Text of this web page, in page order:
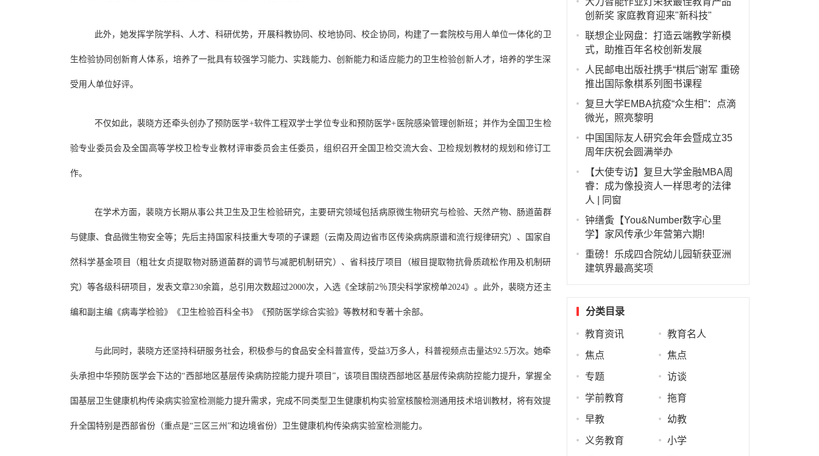
此外，她发挥学院学科、人才、科研优势，开展科教协同、校地协同、校企协同，构建了一套院校与用人单位一体化的卫
生检验协同创新育人体系，培养了一批具有较强学习能力、实践能力、创新能力和适应能力的卫生检验创新人才，培养的学生深
受用人单位好评。
不仅如此，裴晓方还牵头创办了预防医学+软件工程双学士学位专业和预防医学+医院感染管理创新班；并作为全国卫生检
验专业委员会及全国高等学校卫检专业教材评审委员会主任委员，组织召开全国卫检交流大会、卫检规划教材的规划和修订工
作。
在学术方面，裴晓方长期从事公共卫生及卫生检验研究，主要研究领域包括病原微生物研究与检验、天然产物、肠道菌群
与健康、食品微生物安全等；先后主持国家科技重大专项的子课题（云南及周边省市区传染病病原谱和流行规律研究）、国家自
然科学基金项目（粗壮女贞提取物对肠道菌群的调节与减肥机制研究）、省科技厅项目（椒目提取物抗骨质疏松作用及机制研
究）等各级科研项目，发表文章230余篇，总引用次数超过2000次，入选《全球前2％顶尖科学家榜单2024》。此外，裴晓方还主
编和副主编《病毒学检验》《卫生检验百科全书》《预防医学综合实验》等教材和专著十余部。
与此同时，裴晓方还坚持科研服务社会，积极参与的食品安全科普宣传，受益3万多人，科普视频点击量达92.5万次。她牵
头承担中华预防医学会下达的“西部地区基层传染病防控能力提升项目”，该项目围绕西部地区基层传染病防控能力提升，掌握全
国基层卫生健康机构传染病实验室检测能力提升需求，完成不同类型卫生健康机构实验室核酸检测通用技术培训教材，将有效提
升全国特别是西部省份（重点是“三区三州”和边境省份）卫生健康机构传染病实验室检测能力。
创新奖 家庭教育迎来"新科技"
联想企业网盘：打造云端教学新模
式，助推百年名校创新发展
人民邮电出版社携手“棋后”谢军 重磅
推出国际象棋系列图书课程
复旦大学EMBA抗疫“众生相”：点滴
微光，照亮黎明
中国国际友人研究会年会暨成立35
周年庆祝会圆满举办
【大使专访】复旦大学金融MBA周
睿：成为像投资人一样思考的法律
人 | 同窗
钟缮夤【You&Number数字心里
学】家风传承少年营第六期!
重磅！乐成四合院幼儿园斩获亚洲
建筑界最高奖项
分类目录
教育资讯 教育名人
焦点 焦点
专题 访谈
学前教育 拖育
早教 幼教
义务教育 小学